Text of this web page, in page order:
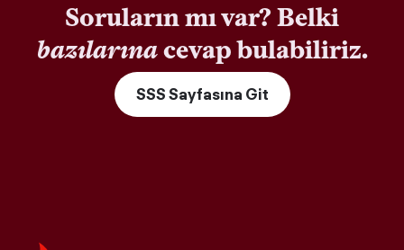
Soruların mı var? Belki
bazılarınacevap bulabiliriz.
SSS Sayfasına Git